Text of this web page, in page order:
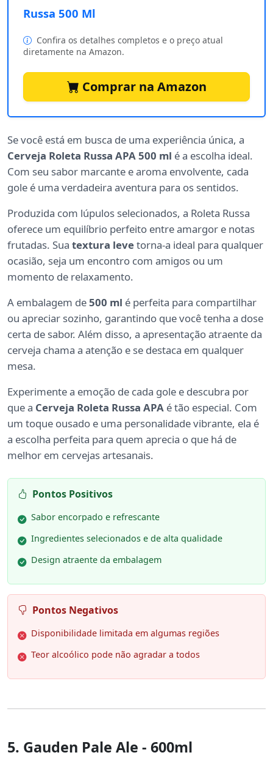
Russa 500 Ml
Confira os detalhes completos e o preço atual
diretamente na Amazon.
Comprar na Amazon
Se você está em busca de uma experiência única, a
Cerveja Roleta Russa APA 500 ml é a escolha ideal.
Com seu sabor marcante e aroma envolvente, cada
gole é uma verdadeira aventura para os sentidos.
Produzida com lúpulos selecionados, a Roleta Russa
oferece um equilíbrio perfeito entre amargor e notas
frutadas. Sua textura levetorna-a ideal para qualquer
ocasião, seja um encontro com amigos ou um
momento de relaxamento.
A embalagem de500 ml é perfeita para compartilhar
ou apreciar sozinho, garantindo que você tenha a dose
certa de sabor. Além disso, a apresentação atraente da
cerveja chama a atenção e se destaca em qualquer
mesa.
Experimente a emoção de cada gole e descubra por
que a Cerveja Roleta Russa APA é tão especial. Com
um toque ousado e uma personalidade vibrante, ela é
a escolha perfeita para quem aprecia o que há de
melhor em cervejas artesanais.
Pontos Positivos
Sabor encorpado e refrescante
Ingredientes selecionados e de alta qualidade
Design atraente da embalagem
Pontos Negativos
Disponibilidade limitada em algumas regiões
Teor alcoólico pode não agradar a todos
5. Gauden Pale Ale - 600ml